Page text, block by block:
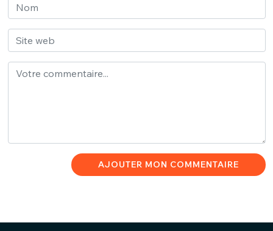
AJOUTER MON COMMENTAIRE